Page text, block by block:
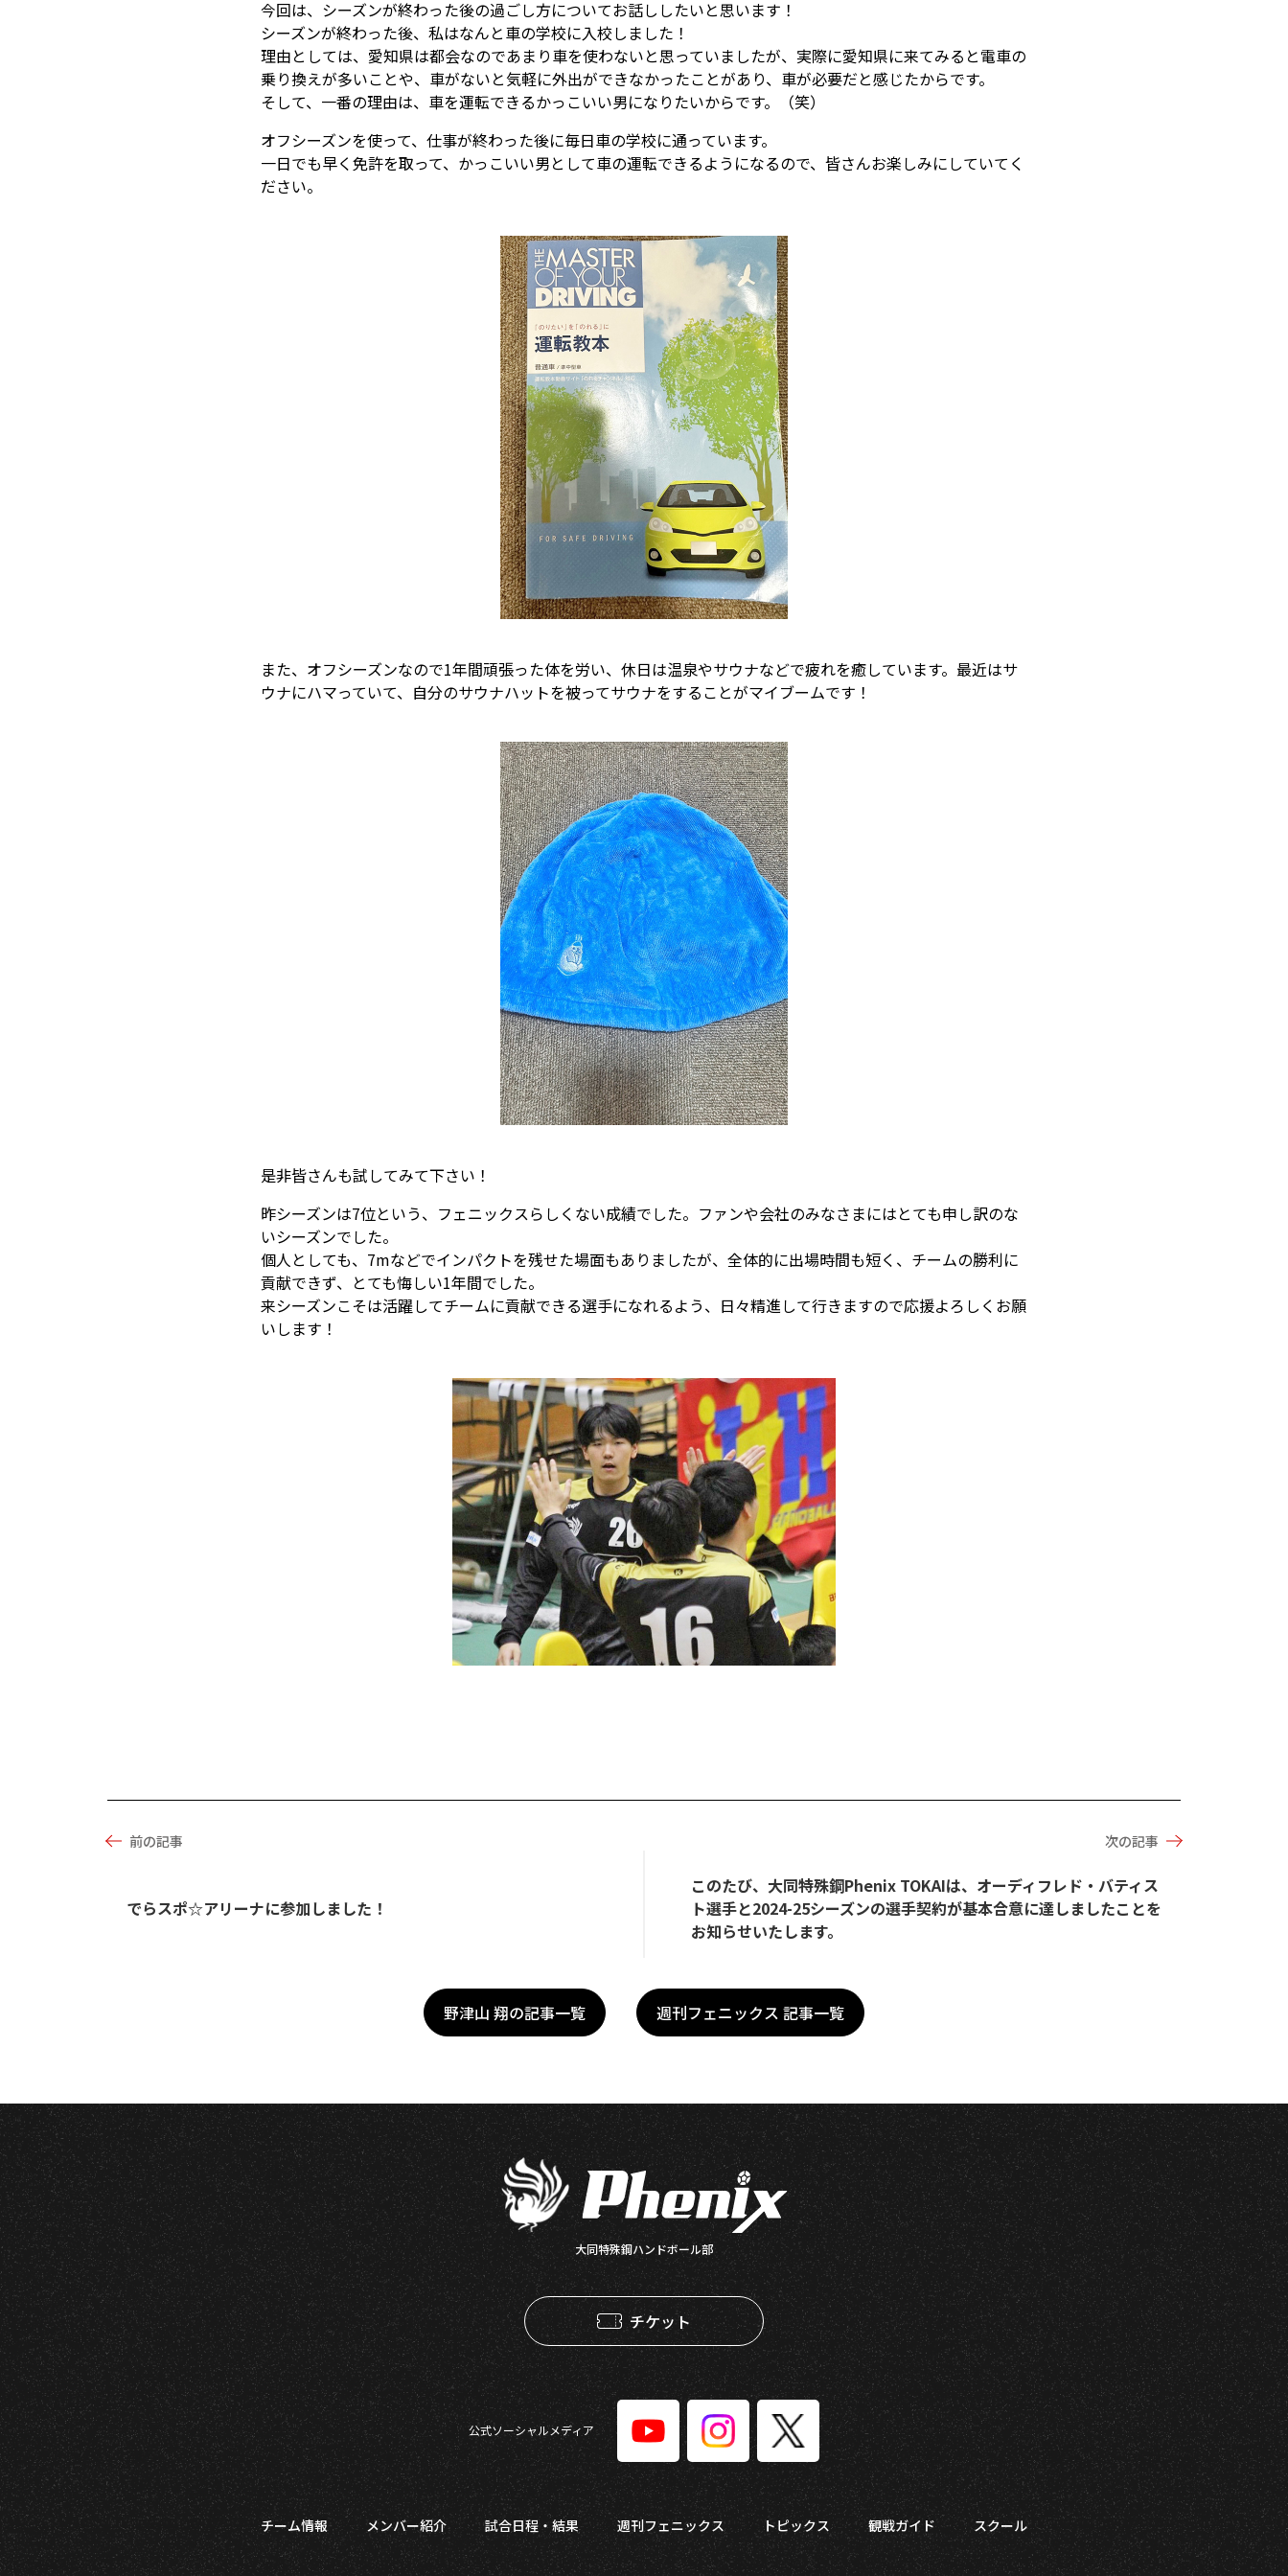
今回は、シーズンが終わった後の過ごし方についてお話ししたいと思います！
シーズンが終わった後、私はなんと車の学校に入校しました！
理由としては、愛知県は都会なのであまり車を使わないと思っていましたが、実際に愛知県に来てみると電車の
乗り換えが多いことや、車がないと気軽に外出ができなかったことがあり、車が必要だと感じたからです。
そして、一番の理由は、車を運転できるかっこいい男になりたいからです。（笑）
オフシーズンを使って、仕事が終わった後に毎日車の学校に通っています。
一日でも早く免許を取って、かっこいい男として車の運転できるようになるので、皆さんお楽しみにしていてく
ださい。
また、オフシーズンなので1年間頑張った体を労い、休日は温泉やサウナなどで疲れを癒しています。最近はサ
ウナにハマっていて、自分のサウナハットを被ってサウナをすることがマイブームです！
是非皆さんも試してみて下さい！
昨シーズンは7位という、フェニックスらしくない成績でした。ファンや会社のみなさまにはとても申し訳のな
いシーズンでした。
個人としても、7mなどでインパクトを残せた場面もありましたが、全体的に出場時間も短く、チームの勝利に
貢献できず、とても悔しい1年間でした。
来シーズンこそは活躍してチームに貢献できる選手になれるよう、日々精進して行きますので応援よろしくお願
いします！
前の記事 次の記事
でらスポ☆アリーナに参加しました！
このたび、大同特殊鋼Phenix TOKAIは、オーディフレド・バティス
ト選手と2024-25シーズンの選手契約が基本合意に達しましたことを
お知らせいたします。
野津山 翔の記事一覧 週刊フェニックス 記事一覧
大同特殊鋼ハンドボール部
チケット
公式ソーシャルメディア
チーム情報 メンバー紹介 試合日程・結果 週刊フェニックス トピックス 観戦ガイド スクール